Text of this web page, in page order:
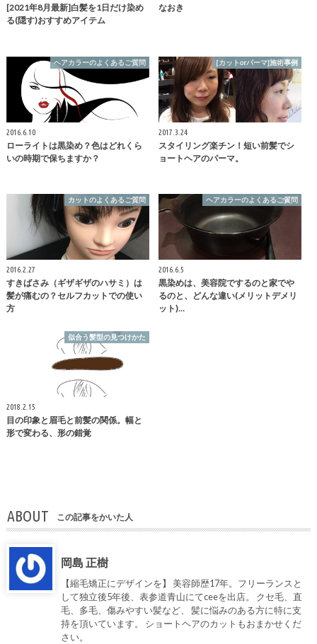
[2021年8月最新]白髪を1日だけ染め
る(隠す)おすすめアイテム
なおき
ヘアカラーのよくあるご質問
2016.6.10
ローライトは黒染め？色はどれくら
いの時期で保ちますか？
[カットorパーマ]施術事例
2017.3.24
スタイリング楽チン！短い前髪でシ
ョートヘアのパーマ。
カットのよくあるご質問
2016.2.27
すきばさみ（ギザギザのハサミ）は
髪が痛むの？セルフカットでの使い
方
ヘアカラーのよくあるご質問
2016.6.5
黒染めは、美容院でするのと家でや
るのと、どんな違い(メリットデメリ
ット)…
似合う髪型の見つけかた
2018.2.15
目の印象と眉毛と前髪の関係。幅と
形で変わる、形の錯覚
ABOUT この記事をかいた人
岡島 正樹
【縮毛矯正にデザインを】 美容師歴17年。フリーランスと
して独立後5年後、表参道青山にてceeを出店。 クセ毛、直
毛、多毛、傷みやすい髪など、 髪に悩みのある方に特に支
持を頂いています。 ショートヘアのカットもおまかせくだ
さい。